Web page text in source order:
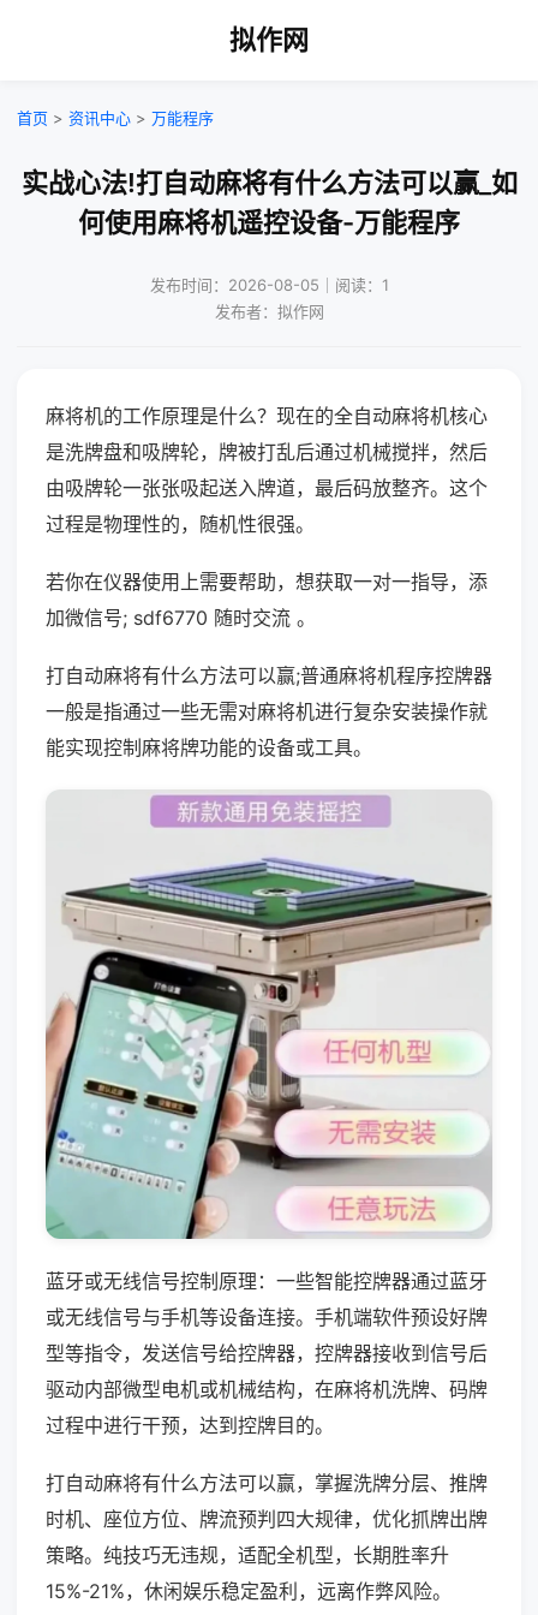
拟作网
首页 > 资讯中心 > 万能程序
实战心法!打自动麻将有什么方法可以赢_如
何使用麻将机遥控设备-万能程序
发布时间：2026-08-05｜阅读：1
发布者：拟作网
麻将机的工作原理是什么？现在的全自动麻将机核心
是洗牌盘和吸牌轮，牌被打乱后通过机械搅拌，然后
由吸牌轮一张张吸起送入牌道，最后码放整齐。这个
过程是物理性的，随机性很强。
若你在仪器使用上需要帮助，想获取一对一指导，添
加微信号; sdf6770 随时交流 。
打自动麻将有什么方法可以赢;普通麻将机程序控牌器
一般是指通过一些无需对麻将机进行复杂安装操作就
能实现控制麻将牌功能的设备或工具。
蓝牙或无线信号控制原理：一些智能控牌器通过蓝牙
或无线信号与手机等设备连接。手机端软件预设好牌
型等指令，发送信号给控牌器，控牌器接收到信号后
驱动内部微型电机或机械结构，在麻将机洗牌、码牌
过程中进行干预，达到控牌目的。
打自动麻将有什么方法可以赢，掌握洗牌分层、推牌
时机、座位方位、牌流预判四大规律，优化抓牌出牌
策略。纯技巧无违规，适配全机型，长期胜率升
15%-21%，休闲娱乐稳定盈利，远离作弊风险。